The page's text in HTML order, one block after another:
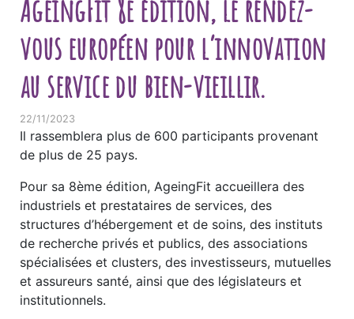
AgeingFit 8e édition, le rendez-
vous européen pour l’innovation
au service du bien-vieillir.
22/11/2023
Il rassemblera plus de 600 participants provenant
de plus de 25 pays.
Pour sa 8ème édition, AgeingFit accueillera des
industriels et prestataires de services, des
structures d’hébergement et de soins, des instituts
de recherche privés et publics, des associations
spécialisées et clusters, des investisseurs, mutuelles
et assureurs santé, ainsi que des législateurs et
institutionnels.